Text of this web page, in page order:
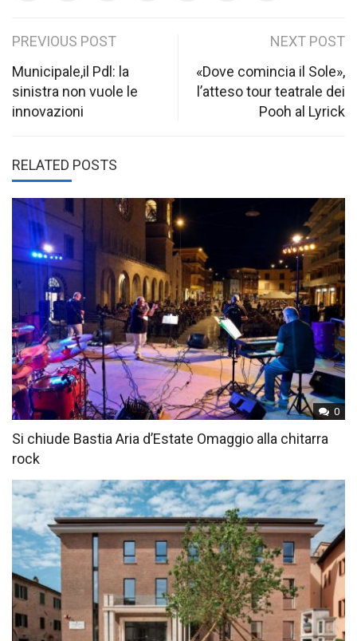
Post
navigation
PREVIOUS POST
Municipale,il Pdl: la
sinistra non vuole le
innovazioni
NEXT POST
«Dove comincia il Sole»,
l’atteso tour teatrale dei
Pooh al Lyrick
RELATED POSTS
0
Si chiude Bastia Aria d’Estate Omaggio alla chitarra
rock